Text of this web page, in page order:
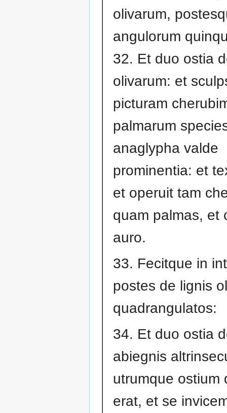
olivarum,
angulorum
32. Et duo ostia
olivarum: et
picturam
palmarum
anaglypha valde
prominentia: et
et operuit tam
quam palmas, et
auro.
33. Fecitque in
postes de lignis
quadrangulatos:
34. Et duo ostia
abiegnis
utrumque ostium
erat, et se